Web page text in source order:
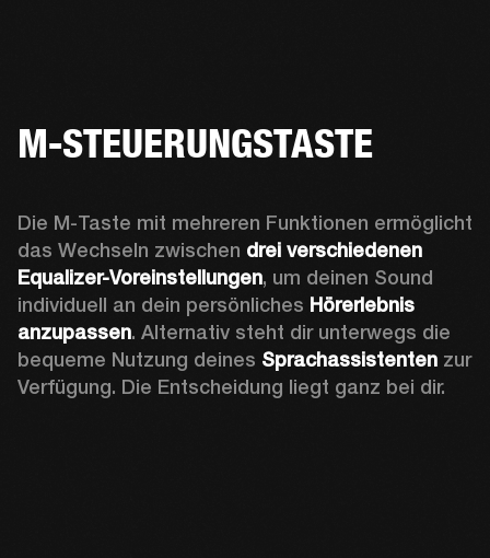
M-STEUERUNGSTASTE
Die M-Taste mit mehreren Funktionen ermöglicht
das Wechseln zwischen drei verschiedenen
Equalizer-Voreinstellungen, um deinen Sound
individuell an dein persönliches Hörerlebnis
anzupassen. Alternativ steht dir unterwegs die
bequeme Nutzung deines Sprachassistenten zur
Verfügung. Die Entscheidung liegt ganz bei dir.